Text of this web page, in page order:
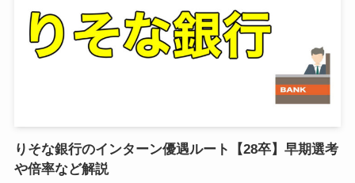
りそな銀行のインターン優遇ルート【28卒】早期選考
や倍率など解説